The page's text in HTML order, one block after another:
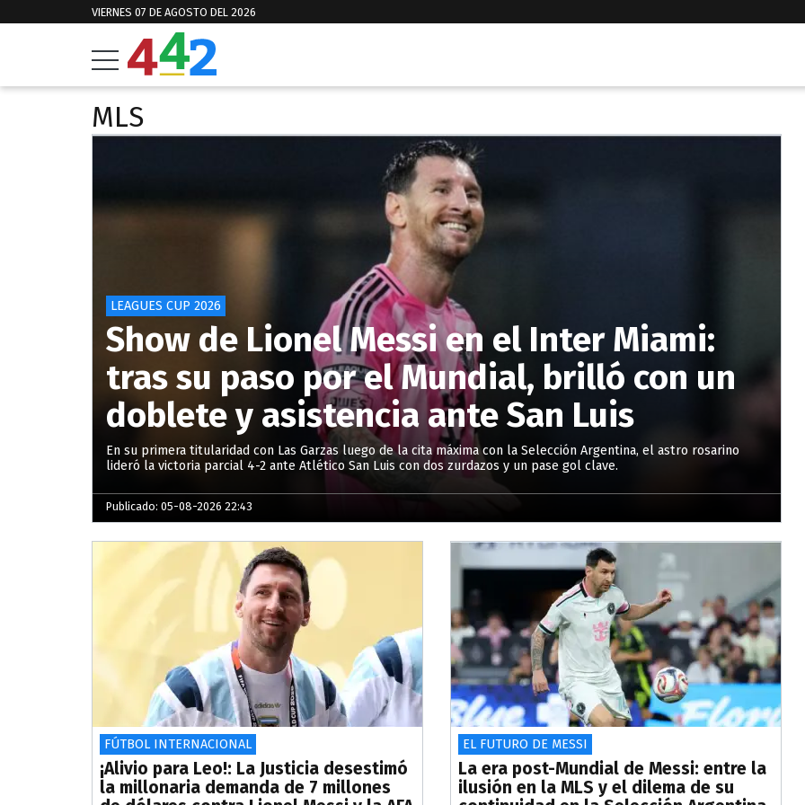
VIERNES 07 DE AGOSTO DEL 2026
MLS
LEAGUES CUP 2026
Show de Lionel Messi en el Inter Miami:
tras su paso por el Mundial, brilló con un
doblete y asistencia ante San Luis
En su primera titularidad con Las Garzas luego de la cita máxima con la Selección Argentina, el astro rosarino
lideró la victoria parcial 4-2 ante Atlético San Luis con dos zurdazos y un pase gol clave.
Publicado: 05-08-2026 22:43
FÚTBOL INTERNACIONAL
¡Alivio para Leo!: La Justicia desestimó
la millonaria demanda de 7 millones
EL FUTURO DE MESSI
La era post-Mundial de Messi: entre la
ilusión en la MLS y el dilema de su